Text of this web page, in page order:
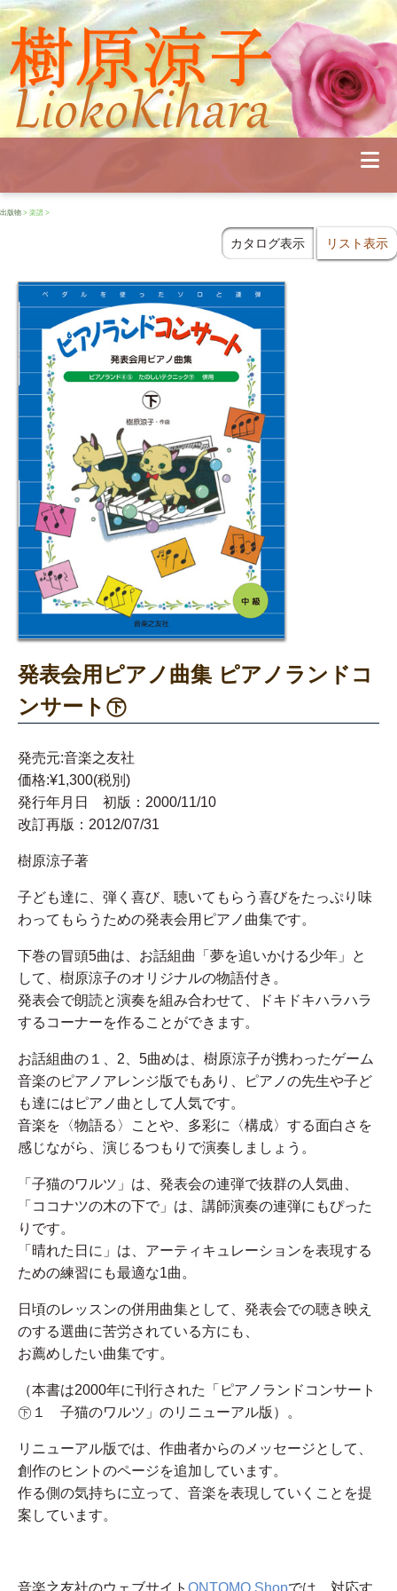
Profile
Concert
Seminar
Diary
Contact
出版物 > 楽譜 >
カタログ表示 リスト表示
発表会用ピアノ曲集 ピアノランドコ
ンサート㊦
発売元:音楽之友社
価格:¥1,300(税別)
発行年月日 初版：2000/11/10
改訂再版：2012/07/31
樹原涼子著
子ども達に、弾く喜び、聴いてもらう喜びをたっぷり味
わってもらうための発表会用ピアノ曲集です。
下巻の冒頭5曲は、お話組曲「夢を追いかける少年」と
して、樹原涼子のオリジナルの物語付き。
発表会で朗読と演奏を組み合わせて、ドキドキハラハラ
するコーナーを作ることができます。
お話組曲の１、2、5曲めは、樹原涼子が携わったゲーム
音楽のピアノアレンジ版でもあり、ピアノの先生や子ど
も達にはピアノ曲として人気です。
音楽を〈物語る〉ことや、多彩に〈構成〉する面白さを
感じながら、演じるつもりで演奏しましょう。
「子猫のワルツ」は、発表会の連弾で抜群の人気曲、
「ココナツの木の下で」は、講師演奏の連弾にもぴった
りです。
「晴れた日に」は、アーティキュレーションを表現する
ための練習にも最適な1曲。
日頃のレッスンの併用曲集として、発表会での聴き映え
のする選曲に苦労されている方にも、
お薦めしたい曲集です。
（本書は2000年に刊行された「ピアノランドコンサート
㊦１ 子猫のワルツ」のリニューアル版）。
リニューアル版では、作曲者からのメッセージとして、
創作のヒントのページを追加しています。
作る側の気持ちに立って、音楽を表現していくことを提
案しています。
音楽之友社のウェブサイト ONTOMO Shopでは、対応す